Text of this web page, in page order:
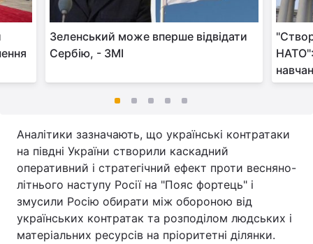
Зеленський може вперше відвідати
Сербію, - ЗМІ
Аналітики зазначають, що українські контратаки
на півдні України створили каскадний
оперативний і стратегічний ефект проти весняно-
літнього наступу Росії на "Пояс фортець" і
змусили Росію обирати між обороною від
українських контратак та розподілом людських і
матеріальних ресурсів на пріоритетні ділянки.